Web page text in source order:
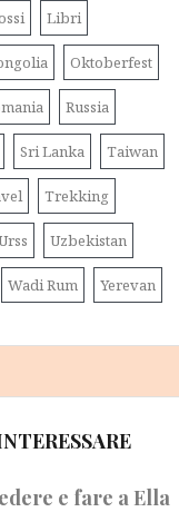
Libri
Oktoberfest
Russia
Sri Lanka Taiwan
Trekking
Uzbekistan
Wadi Rum Yerevan
e fare a Ella